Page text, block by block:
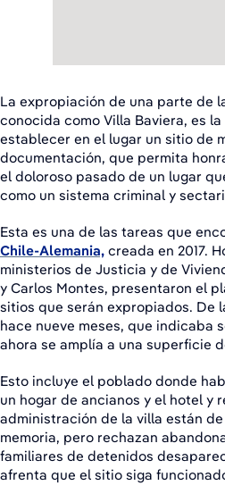
La expropiación de una parte de
conocida como Villa Baviera, es
establecer en el lugar un sitio de
documentación, que permita
el doloroso pasado de un lugar
como un sistema criminal y
Esta es una de las tareas que
Chile-Alemania, creada en 2017.
ministerios de Justicia y de
y Carlos Montes, presentaron el
sitios que serán expropiados. De
hace nueve meses, que indicaba
ahora se amplía a una superficie
Esto incluye el poblado donde
un hogar de ancianos y el hotel y
administración de la villa están
memoria, pero rechazan
familiares de detenidos
afrenta que el sitio siga